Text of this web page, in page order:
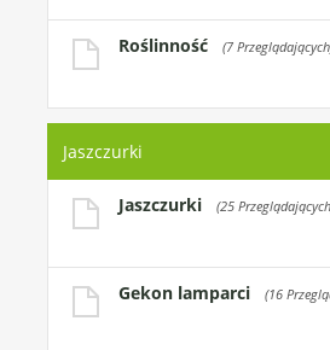
Roślinność (7
Jaszczurki
Jaszczurki (25
Gekon lamparci (16